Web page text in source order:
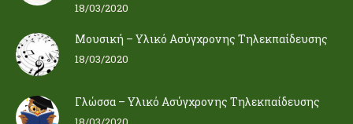
18/03/2020
Μουσική – Υλικό Ασύγχρονης Τηλεκπαίδευσης
18/03/2020
Γλώσσα – Υλικό Ασύγχρονης Τηλεκπαίδευσης